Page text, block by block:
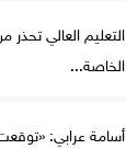
التعليم العالي
الخاصة...
أسامة عرابي: